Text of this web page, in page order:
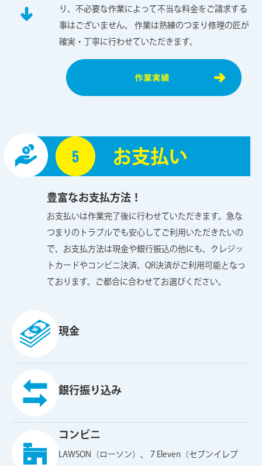
り、不必要な作業によって不当な料金をご請求する
事はございません。 作業は熟練のつまり修理の匠が
確実・丁寧に行わせていただきます。
お⽀払い
豊富なお支払方法！
お支払いは作業完了後に行わせていただきます。急な
つまりのトラブルでも安心してご利用いただきたいの
で、お支払方法は現金や銀行振込の他にも、クレジッ
トカードやコンビニ決済、QR決済がご利用可能となっ
ております。ご都合に合わせてお選びください。
現金
銀行振り込み
コンビニ
LAWSON（ローソン）、７Eleven（セブンイレブ